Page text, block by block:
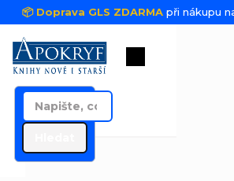
Přejít na obsah
📦 Doprava GLS ZDARMA při nákupu
Nákupní košík